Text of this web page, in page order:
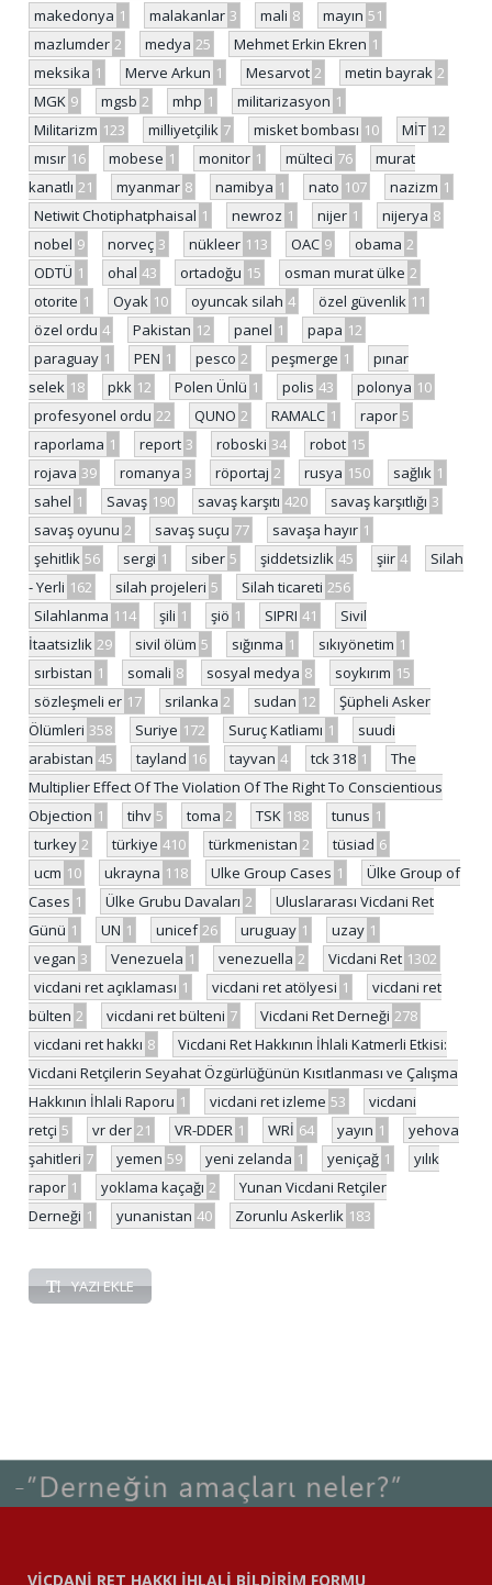
makedonya 1 malakanlar 3 mali 8 mayın 51
mazlumder 2 medya 25 Mehmet Erkin Ekren 1
meksika 1 Merve Arkun 1 Mesarvot 2 metin bayrak 2
MGK 9 mgsb 2 mhp 1 militarizasyon 1
Militarizm 123 milliyetçilik 7 misket bombası 10 MİT 12
mısır 16 mobese 1 monitor 1 mülteci 76
murat
kanatlı 21 myanmar 8 namibya 1 nato 107 nazizm 1
Netiwit Chotiphatphaisal 1 newroz 1 nijer 1 nijerya 8
nobel 9 norveç 3 nükleer 113 OAC 9 obama 2
ODTÜ 1 ohal 43 ortadoğu 15 osman murat ülke 2
otorite 1 Oyak 10 oyuncak silah 4 özel güvenlik 11
özel ordu 4 Pakistan 12 panel 1 papa 12
paraguay 1 PEN 1 pesco 2 peşmerge 1
pınar
selek 18 pkk 12 Polen Ünlü 1 polis 43 polonya 10
profesyonel ordu 22 QUNO 2 RAMALC 1 rapor 5
raporlama 1 report 3 roboski 34 robot 15
rojava 39 romanya 3 röportaj 2 rusya 150 sağlık 1
sahel 1 Savaş 190 savaş karşıtı 420 savaş karşıtlığı 3
savaş oyunu 2 savaş suçu 77 savaşa hayır 1
şehitlik 56 sergi 1 siber 5 şiddetsizlik 45 şiir 4
Silah
- Yerli 162 silah projeleri 5 Silah ticareti 256
Silahlanma 114 şili 1 şiö 1 SIPRI 41
Sivil
İtaatsizlik 29 sivil ölüm 5 sığınma 1 sıkıyönetim 1
sırbistan 1 somali 8 sosyal medya 8 soykırım 15
sözleşmeli er 17 srilanka 2 sudan 12
Şüpheli Asker
Ölümleri 358 Suriye 172 Suruç Katliamı 1
suudi
arabistan 45 tayland 16 tayvan 4 tck 318 1
The
Multiplier Effect Of The Violation Of The Right To Conscientious
Objection 1 tihv 5 toma 2 TSK 188 tunus 1
turkey 2 türkiye 410 türkmenistan 2 tüsiad 6
ucm 10 ukrayna 118 Ulke Group Cases 1
Ülke Group of
Cases 1 Ülke Grubu Davaları 2
Uluslararası Vicdani Ret
Günü 1 UN 1 unicef 26 uruguay 1 uzay 1
vegan 3 Venezuela 1 venezuella 2 Vicdani Ret 1302
vicdani ret açıklaması 1 vicdani ret atölyesi 1
vicdani ret
bülten 2 vicdani ret bülteni 7 Vicdani Ret Derneği 278
vicdani ret hakkı 8
Vicdani Ret Hakkının İhlali Katmerli Etkisi:
Vicdani Retçilerin Seyahat Özgürlüğünün Kısıtlanması ve Çalışma
Hakkının İhlali Raporu 1 vicdani ret izleme 53
vicdani
retçi 5 vr der 21 VR-DDER 1 WRİ 64 yayın 1
yehova
şahitleri 7 yemen 59 yeni zelanda 1 yeniçağ 1
yılık
rapor 1 yoklama kaçağı 2
Yunan Vicdani Retçiler
Derneği 1 yunanistan 40 Zorunlu Askerlik 183
YAZI EKLE
VİCDANİ RET HAKKI İHLALİ BİLDİRİM FORMU